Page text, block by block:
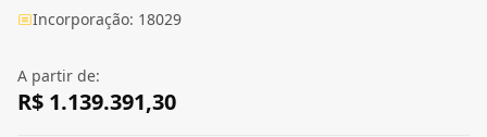
Incorporação: 18029
A partir de:
R$ 1.139.391,30